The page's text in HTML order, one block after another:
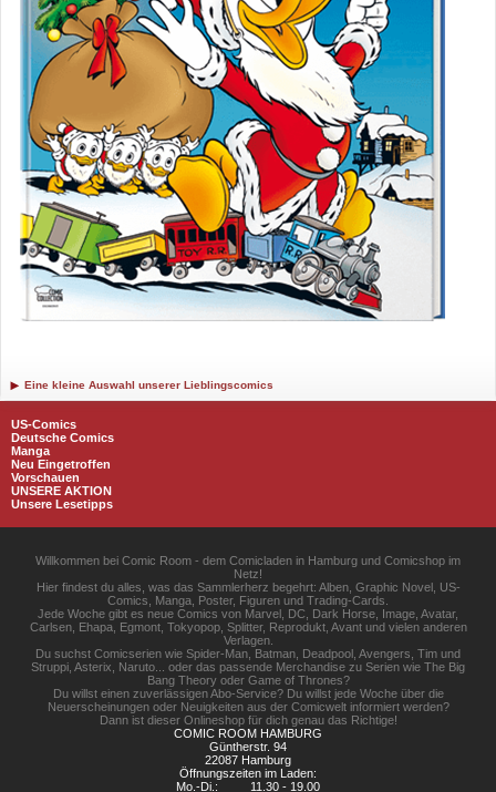
Eine kleine Auswahl unserer Lieblingscomics
US-Comics
Deutsche Comics
Manga
Neu Eingetroffen
Vorschauen
UNSERE AKTION
Unsere Lesetipps
Willkommen bei Comic Room - dem Comicladen in Hamburg und Comicshop im
Netz!
Hier findest du alles, was das Sammlerherz begehrt: Alben, Graphic Novel, US-
Comics, Manga, Poster, Figuren und Trading-Cards.
Jede Woche gibt es neue Comics von Marvel, DC, Dark Horse, Image, Avatar,
Carlsen, Ehapa, Egmont, Tokyopop, Splitter, Reprodukt, Avant und vielen anderen
Verlagen.
Du suchst Comicserien wie Spider-Man, Batman, Deadpool, Avengers, Tim und
Struppi, Asterix, Naruto... oder das passende Merchandise zu Serien wie The Big
Bang Theory oder Game of Thrones?
Du willst einen zuverlässigen Abo-Service? Du willst jede Woche über die
Neuerscheinungen oder Neuigkeiten aus der Comicwelt informiert werden?
Dann ist dieser Onlineshop für dich genau das Richtige!
COMIC ROOM HAMBURG
Güntherstr. 94
22087 Hamburg
Öffnungszeiten im Laden:
Mo.-Di.:
11.30 - 19.00